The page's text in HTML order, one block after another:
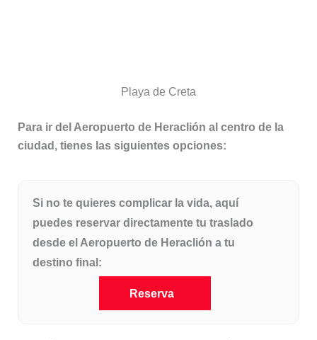
Playa de Creta
Para ir del Aeropuerto de Heraclión al centro de la
ciudad, tienes las siguientes opciones:
Si no te quieres complicar la vida, aquí
puedes reservar directamente tu traslado
desde el Aeropuerto de Heraclión a tu
destino final:
Reserva